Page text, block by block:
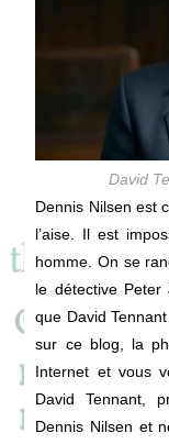
David
Dennis Nilsen est
l’aise. Il est
homme. On se
le détective Peter
que David
sur ce blog, la
Internet et vous
David Tennant,
Dennis Nilsen et